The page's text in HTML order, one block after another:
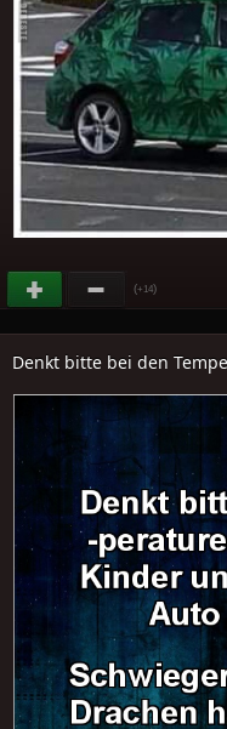
(+14)
Denkt bitte bei den